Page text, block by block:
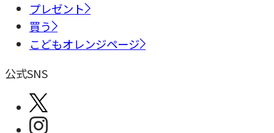
プレゼント
買う
こどもオレンジページ
公式SNS